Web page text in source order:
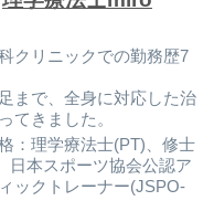
クリニックでの勤務歴7
まで、全身に対応した治
てきました。
：理学療法士(PT)、修士
日本スポーツ協会公認ア
ックトレーナー(JSPO-